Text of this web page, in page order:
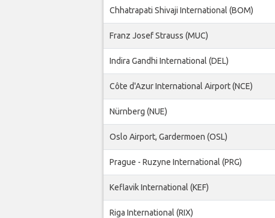
Chhatrapati Shivaji International (BOM)
Franz Josef Strauss (MUC)
Indira Gandhi International (DEL)
Côte d'Azur International Airport (NCE)
Nürnberg (NUE)
Oslo Airport, Gardermoen (OSL)
Prague - Ruzyne International (PRG)
Keflavik International (KEF)
Riga International (RIX)